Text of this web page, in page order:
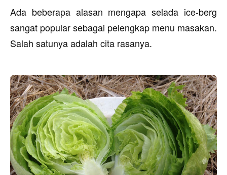
Ada beberapa alasan mengapa selada ice-berg
sangat popular sebagai pelengkap menu masakan.
Salah satunya adalah cita rasanya.